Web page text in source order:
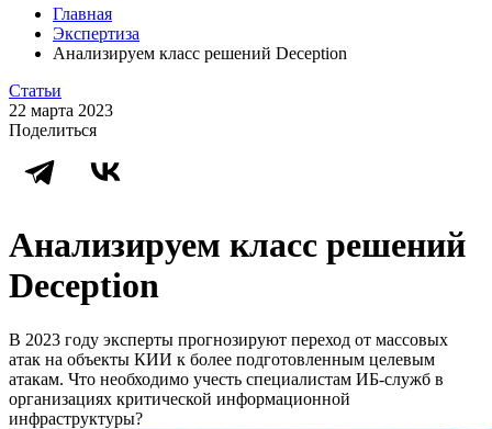
Главная
Экспертиза
Анализируем класс решений Deception
Статьи
22 марта 2023
Поделиться
Анализируем класс решений
Deception
В 2023 году эксперты прогнозируют переход от массовых
атак на объекты КИИ к более подготовленным целевым
атакам. Что необходимо учесть специалистам ИБ-служб в
организациях критической информационной
инфраструктуры?